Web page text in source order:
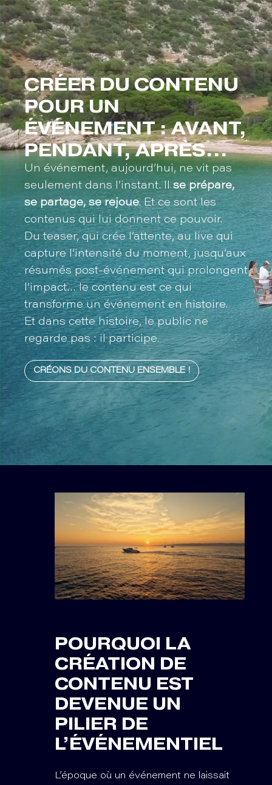
CRÉER DU CONTENU
POUR UN
ÉVÉNEMENT : AVANT,
PENDANT, APRÈS…
Un événement, aujourd’hui, ne vit pas
seulement dans l’instant. Ilse prépare,
se partage, se rejoue. Et ce sont les
contenus qui lui donnent ce pouvoir.
Du teaser, qui crée l’attente, au live qui
capture l’intensité du moment, jusqu’aux
résumés post-événement qui prolongent
l’impact… le contenu est ce qui
transforme un événement en histoire.
Et dans cette histoire, le public ne
regarde pas : il participe.
CRÉONS DU CONTENU ENSEMBLE !
POURQUOI LA
CRÉATION DE
CONTENU EST
DEVENUE UN
PILIER DE
L’ÉVÉNEMENTIEL
L’époque où un événement ne laissait